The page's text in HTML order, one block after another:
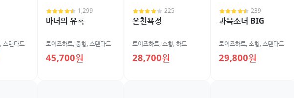
,스탠다드
1,299
마녀의 유혹
토이즈하트,중형,스탠다드
45,700원
225
온천욕정
토이즈하트,소형,하드
28,700원
239
과묵소녀 BIG
토이즈하트,소형,스탠다드
29,800원